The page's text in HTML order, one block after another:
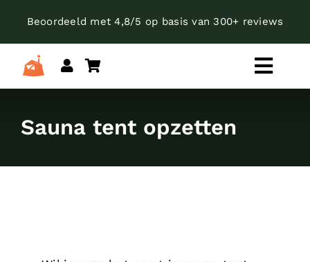
content
Beoordeeld met 4,8/5 op basis van 300+ reviews
Sauna tent opzetten